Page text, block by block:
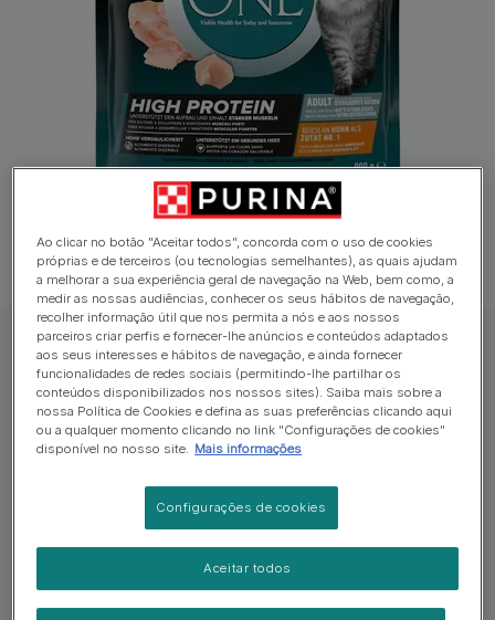
PURINA ONE® High Protein Rico em Frango - Alimento seco para gato
PURINA ONE® High Protein Rico em Frango
- Alimento seco para gato
Com um teor mais elevado de proteínas e
aminoácidos ¹.
Ao clicar no botão "Aceitar todos", concorda com o uso de cookies
próprias e de terceiros (ou tecnologias semelhantes), as quais ajudam
a melhorar a sua experiência geral de navegação na Web, bem como, a
medir as nossas audiências, conhecer os seus hábitos de navegação,
recolher informação útil que nos permita a nós e aos nossos
parceiros criar perfis e fornecer-lhe anúncios e conteúdos adaptados
aos seus interesses e hábitos de navegação, e ainda fornecer
funcionalidades de redes sociais (permitindo-lhe partilhar os
conteúdos disponibilizados nos nossos sites). Saiba mais sobre a
nossa Política de Cookies e defina as suas preferências clicando aqui
ou a qualquer momento clicando no link "Configurações de cookies"
disponível no nosso site. Mais informações
Configurações de cookies
Aceitar todos